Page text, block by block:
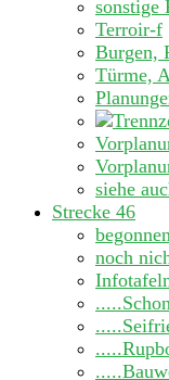
sonstige
Terroir-f
Burgen,
Türme,
siehe
Strecke 46
noch